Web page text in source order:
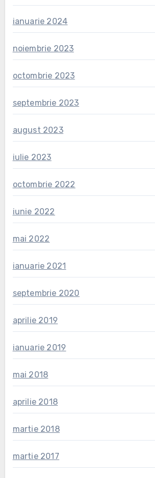
ianuarie 2024
noiembrie 2023
octombrie 2023
septembrie 2023
august 2023
iulie 2023
octombrie 2022
iunie 2022
mai 2022
ianuarie 2021
septembrie 2020
aprilie 2019
ianuarie 2019
mai 2018
aprilie 2018
martie 2018
martie 2017